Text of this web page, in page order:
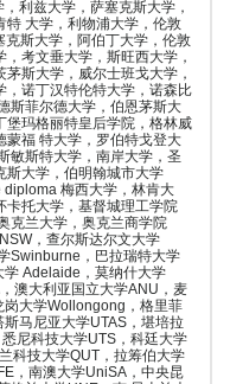
利兹大学，萨塞克斯大学，
特 大学，利物浦大学，伦敦
斯大学，阿伯丁大学，伦敦
考文垂大学，斯旺西大学，
斯大学，威尔士班戈大学，
，诺丁汉特伦特大学，诺森比
斯菲尔德大学，伯恩茅斯大
堡玛格丽特皇后学院，格林威
蒙福 特大学，罗伯特戈登大
敏斯特大学，南岸大学，圣
斯大学，伯明翰城市大学
diploma 梅西大学，林肯大
卡托大学，基督城理工学院
克兰大学，奥克兰商学院
，查尔斯达尔文大学
Swinburne，巴拉瑞特大学
Adelaide，莫纳什大学
澳大利亚国立大学ANU，麦
大学Wollongong，格里菲
马尼亚大学UTAS，堪培拉
尼科技大学UTS，科廷大学
科技大学QUT，拉筹伯大学
，南澳大学UniSA，中央昆